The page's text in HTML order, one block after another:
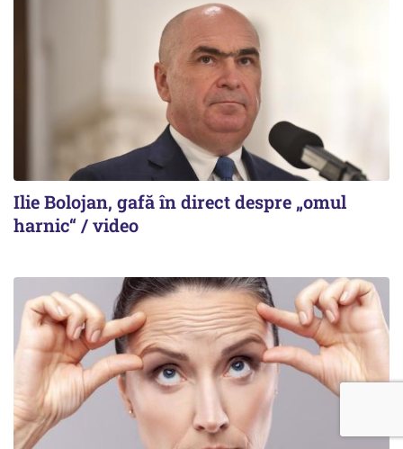
Ilie Bolojan, gafă în direct despre „omul
harnic“ / video